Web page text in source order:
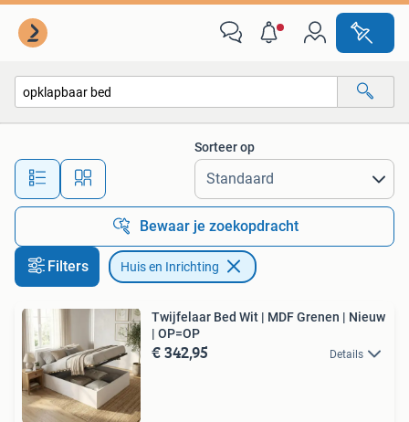
Alle afstanden…
Sorteer op
Bewaar je zoekopdracht
Filters Huis en Inrichting
Twijfelaar Bed Wit | MDF Grenen | Nieuw
| OP=OP
€ 342,95 Details